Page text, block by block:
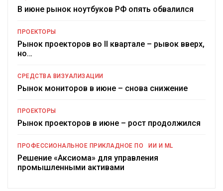
В июне рынок ноутбуков РФ опять обвалился
ПРОЕКТОРЫ
Рынок проекторов во II квартале – рывок вверх,
но…
СРЕДСТВА ВИЗУАЛИЗАЦИИ
Рынок мониторов в июне – снова снижение
ПРОЕКТОРЫ
Рынок проекторов в июне – рост продолжился
ПРОФЕССИОНАЛЬНОЕ ПРИКЛАДНОЕ ПО ИИ И ML
Решение «Аксиома» для управления
промышленными активами